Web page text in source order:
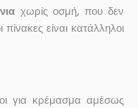
χωρίς οσμή, που δεν
είναι κατάλληλοι
για κρέμασμα αμέσως